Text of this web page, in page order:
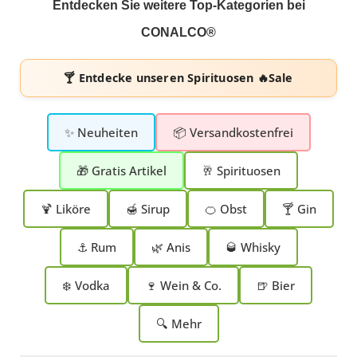
Entdecken Sie weitere Top-Kategorien bei
CONALCO®
🍸 Entdecke unserenSpirituosen 🔥Sale
✨ Neuheiten 📦 Versandkostenfrei
🎁 Gratis Artikel 🥂 Spirituosen
🍹 Liköre 🍯 Sirup 🍊 Obst 🍸 Gin
⚓ Rum 🌿 Anis 🥃 Whisky
❄️ Vodka 🍷 Wein & Co. 🍺 Bier
🔍 Mehr